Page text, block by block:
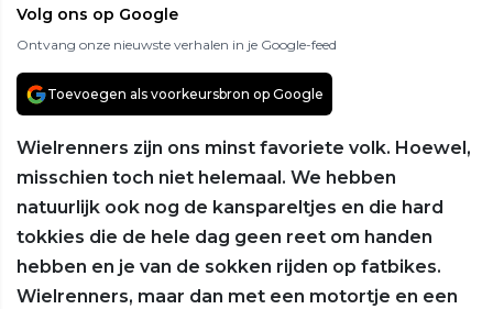
Volg ons op Google
Ontvang onze nieuwste verhalen in je Google-feed
Toevoegen als voorkeursbron op Google
Wielrenners zijn ons minst favoriete volk. Hoewel,
misschien toch niet helemaal. We hebben
natuurlijk ook nog de kanspareltjes en die hard
tokkies die de hele dag geen reet om handen
hebben en je van de sokken rijden op fatbikes.
Wielrenners, maar dan met een motortje en een